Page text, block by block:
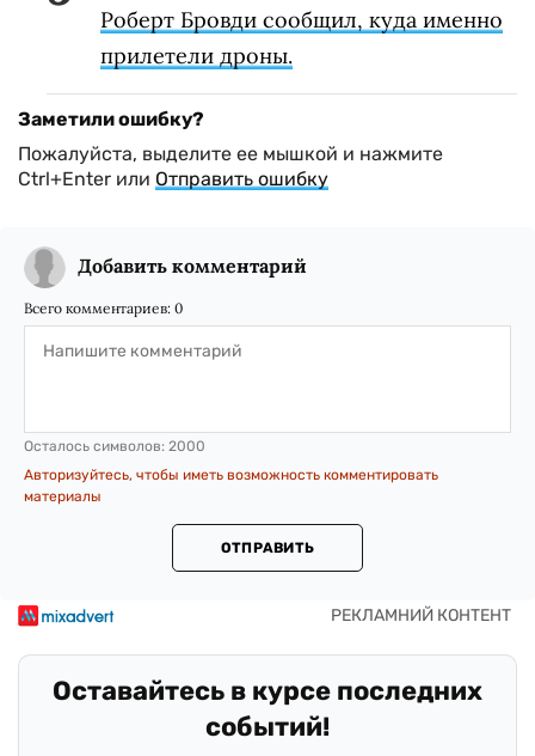
Роберт Бровди сообщил, куда именно
прилетели дроны.
Заметили ошибку?
Пожалуйста, выделите ее мышкой и нажмите
Ctrl+Enter или Отправить ошибку
Добавить комментарий
Всего комментариев: 0
Осталось символов: 2000
Авторизуйтесь, чтобы иметь возможность комментировать
материалы
ОТПРАВИТЬ
Оставайтесь в курсе последних
событий!